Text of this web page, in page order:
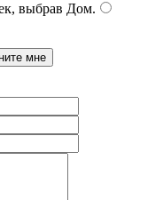
выбрав Дом.